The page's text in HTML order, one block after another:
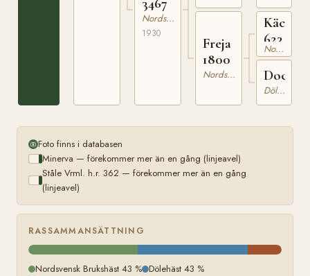
Nordsvensk Brukshäst
1930
Freja
1800
Nordsvensk Brukshäst
Käck
623
Nordsvensk Brukshäst
Docka
Dölehäst
Foto finns i databasen
Minerva — förekommer mer än en gång (linjeavel)
Ståle Vrml. h.r. 362 — förekommer mer än en gång
(linjeavel)
RASSAMMANSÄTTNING
Nordsvensk Brukshäst 43 % Dölehäst 43 %